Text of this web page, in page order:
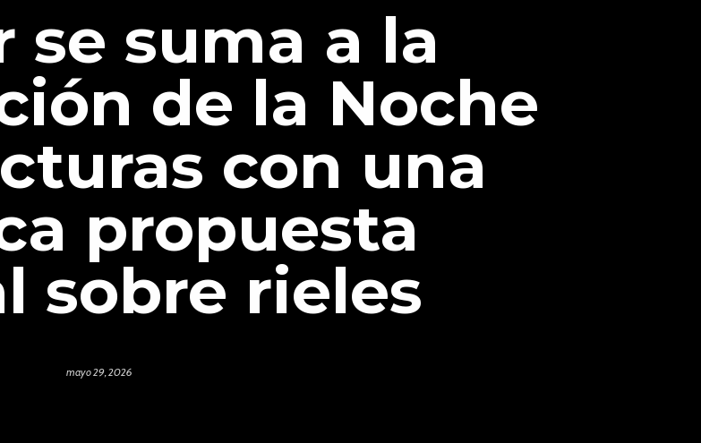
se suma a la
de la Noche
con una
propuesta
sobre rieles
mayo 29, 2026